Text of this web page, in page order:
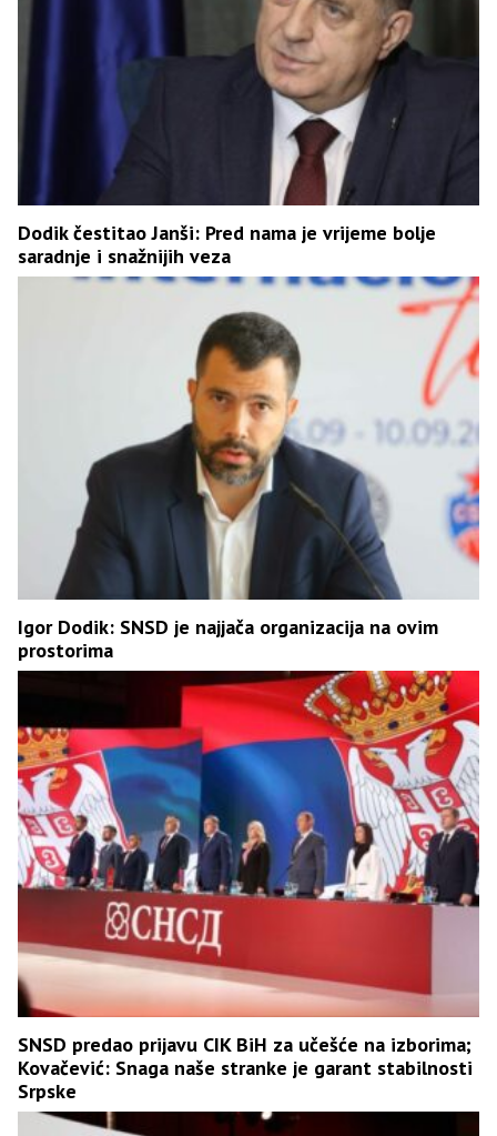
Dodik čestitao Janši: Pred nama je vrijeme bolje
saradnje i snažnijih veza
Igor Dodik: SNSD je najjača organizacija na ovim
prostorima
SNSD predao prijavu CIK BiH za učešće na izborima;
Kovačević: Snaga naše stranke je garant stabilnosti
Srpske